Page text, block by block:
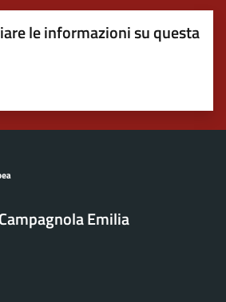
le informazioni su questa
5 stelle su 5
su 5
su 5
5
Emilia